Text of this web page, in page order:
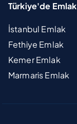
Türkiye'de Emlak
İstanbul Emlak
Fethiye Emlak
Kemer Emlak
Marmaris Emlak